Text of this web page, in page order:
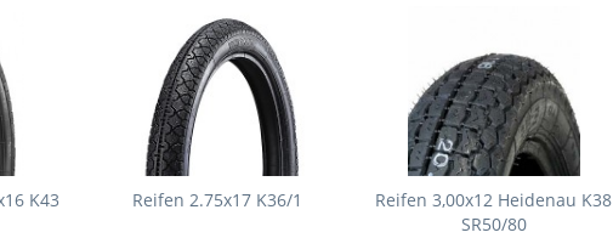
K43 Reifen 2.75x17 K36/1
Reifen 3,00x12 Heidenau K38
SR50/80